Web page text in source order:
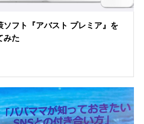
ソフト『アバスト プレミア』を
みた